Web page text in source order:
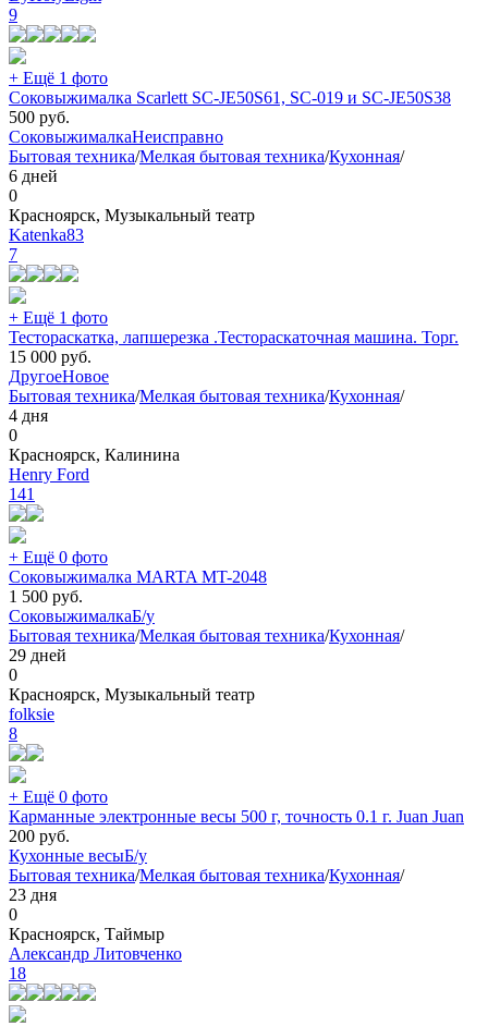
9
+ Ещё 1 фото
Соковыжималка Scarlett SC-JE50S61, SC-019 и SC-JE50S38
500 руб.
СоковыжималкаНеисправно
Бытовая техника/Мелкая бытовая техника/Кухонная/
6 дней
0
Красноярск, Музыкальный театр
Katenka83
7
+ Ещё 1 фото
Тестораскатка, лапшерезка .Тестораскаточная машина. Торг.
15 000 руб.
ДругоеНовое
Бытовая техника/Мелкая бытовая техника/Кухонная/
4 дня
0
Красноярск, Калинина
Henry Ford
141
+ Ещё 0 фото
Соковыжималка MARTA MT-2048
1 500 руб.
СоковыжималкаБ/у
Бытовая техника/Мелкая бытовая техника/Кухонная/
29 дней
0
Красноярск, Музыкальный театр
folksie
8
+ Ещё 0 фото
Карманные электронные весы 500 г, точность 0.1 г. Juan Juan
200 руб.
Кухонные весыБ/у
Бытовая техника/Мелкая бытовая техника/Кухонная/
23 дня
0
Красноярск, Таймыр
Александр Литовченко
18